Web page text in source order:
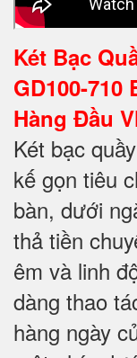
Két Bạc
GD100-
Hàng Đầu
Két bạc
kế gọn tiêu
bàn, dưới
thả tiền
êm và linh
dàng thao
hàng ngày